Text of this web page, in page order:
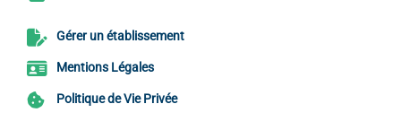
Gérer un établissement
Mentions Légales
Politique de Vie Privée